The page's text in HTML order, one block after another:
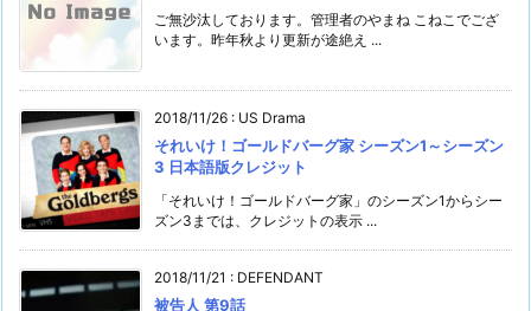
ご無沙汰しております。管理者のやまね こねこでござ
います。昨年秋より更新が途絶え ...
2018/11/26 : US Drama
それいけ！ゴールドバーグ家 シーズン1～シーズン
3 日本語版クレジット
「それいけ！ゴールドバーグ家」のシーズン1からシー
ズン3までは、クレジットの表示 ...
2018/11/21 : DEFENDANT
被告人 第9話